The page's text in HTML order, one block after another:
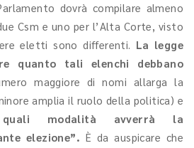
dovrà compilare almeno
Csm e uno per l’Alta Corte, visto
eletti sono differenti. La legge
quanto tali elenchi debbano
maggiore di nomi allarga la
amplia il ruolo della politica) e
modalità avverrà la
elezione”. È da auspicare che